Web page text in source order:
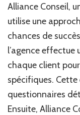
Alliance Conseil,
utilise une
chances de
l’agence
chaque client
spécifiques.
questionnaires
Ensuite, Alliance